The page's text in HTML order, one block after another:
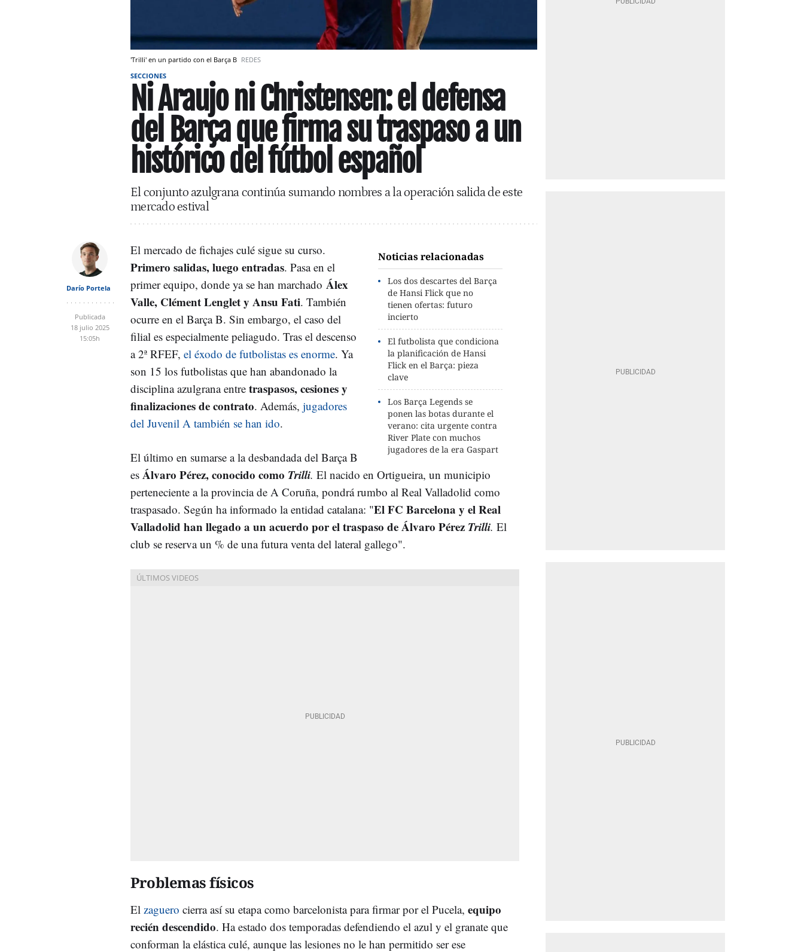
'Trilli' en un partido con el Barça B REDES
SECCIONES
Ni Araujo ni Christensen: el defensa
del Barça que firma su traspaso a un
histórico del fútbol español
El conjunto azulgrana continúa sumando nombres a la operación salida de este
mercado estival
Darío Portela
Publicada
18 julio 2025
15:05h
Noticias relacionadas
Los dos descartes del Barça
de Hansi Flick que no
tienen ofertas: futuro
incierto
El futbolista que condiciona
la planificación de Hansi
Flick en el Barça: pieza
clave
Los Barça Legends se
ponen las botas durante el
verano: cita urgente contra
River Plate con muchos
jugadores de la era Gaspart
El mercado de fichajes culé sigue su curso.
Primero salidas, luego entradas. Pasa en el
primer equipo, donde ya se han marchado Álex
Valle, Clément Lenglet y Ansu Fati. También
ocurre en el Barça B. Sin embargo, el caso del
filial es especialmente peliagudo. Tras el descenso
a 2ª RFEF, el éxodo de futbolistas es enorme. Ya
son 15 los futbolistas que han abandonado la
disciplina azulgrana entre traspasos, cesiones y
finalizaciones de contrato. Además, jugadores
del Juvenil A también se han ido.
El último en sumarse a la desbandada del Barça B
es Álvaro Pérez, conocido como Trilli. El nacido en Ortigueira, un municipio
perteneciente a la provincia de A Coruña, pondrá rumbo al Real Valladolid como
traspasado. Según ha informado la entidad catalana: "El FC Barcelona y el Real
Valladolid han llegado a un acuerdo por el traspaso de Álvaro Pérez Trilli. El
club se reserva un % de una futura venta del lateral gallego".
Problemas físicos
El zaguero cierra así su etapa como barcelonista para firmar por el Pucela, equipo
recién descendido. Ha estado dos temporadas defendiendo el azul y el granate que
conforman la elástica culé, aunque las lesiones no le han permitido ser ese